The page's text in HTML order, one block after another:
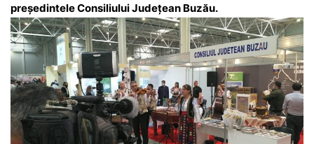
președintele Consiliului Județean Buzău.